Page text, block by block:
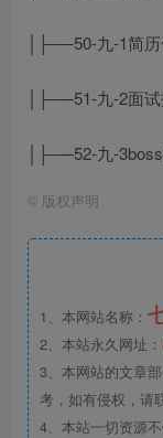
│├──50-九-1简
│├──51-九-2面
│├──52-九-
© 版权声明
1、本网站名称：
2、本站永久网址：
3、本网站的文章
考，如有侵权，请
4、本站一切资源